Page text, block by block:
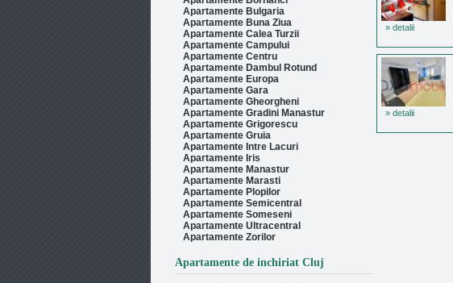
Oferim spre vanzare apartament ultrafinisat,
compl...Detalii
Apartamente Bulgaria
Apartamente Buna Ziua
Apartamente Calea Turzii
Apartamente Campului
Apartamente Centru
Apartamente Dambul Rotund
Apartamente Europa
Apartamente Gara
Apartamente Gheorgheni
Apartamente Gradini Manastur
Apartamente Grigorescu
Apartamente Gruia
Apartamente Intre Lacuri
Apartamente Iris
Apartamente Manastur
Apartamente Marasti
Apartamente Plopilor
Apartamente Semicentral
Apartamente Someseni
Apartamente Ultracentral
Apartamente Zorilor
Apartamente de inchiriat Cluj
» detalii
» detalii